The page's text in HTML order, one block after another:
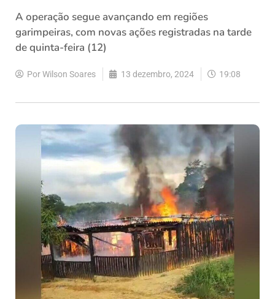
A operação segue avançando em regiões
garimpeiras, com novas ações registradas na tarde
de quinta-feira (12)
PorWilson Soares 13 dezembro, 2024 19:08